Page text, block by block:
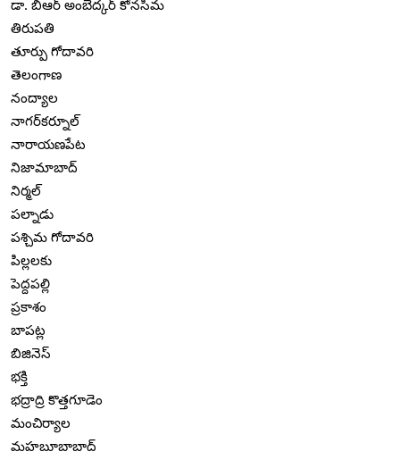
డా. బిఆర్ అంబేద్కర్ కోనసీమ
తిరుపతి
తూర్పు గోదావరి
తెలంగాణ
నంద్యాల
నాగర్‌కర్నూల్
నారాయణపేట
నిజామాబాద్
నిర్మల్
పల్నాడు
పశ్చిమ గోదావరి
పిల్లలకు
పెద్దపల్లి
ప్రకాశం
బాపట్ల
బిజినెస్
భక్తి
భద్రాద్రి కొత్తగూడెం
మంచిర్యాల
మహబూబాబాద్